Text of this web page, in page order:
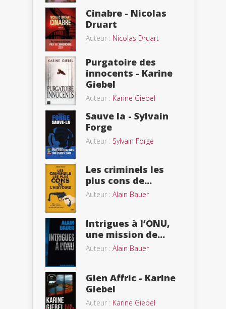
Cinabre - Nicolas
Druart
Auteur : Nicolas Druart
Purgatoire des
innocents - Karine
Giebel
Auteur : Karine Giebel
Sauve la - Sylvain
Forge
Auteur : Sylvain Forge
Les criminels les
plus cons de...
Auteur : Alain Bauer
Intrigues à l’ONU,
une mission de...
Auteur : Alain Bauer
Glen Affric - Karine
Giebel
Auteur : Karine Giebel